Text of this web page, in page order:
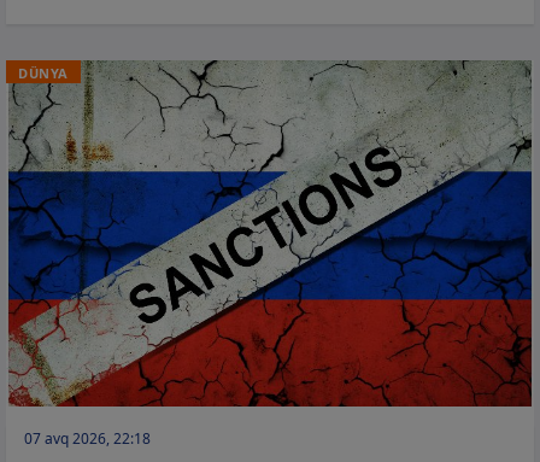
DÜNYA
07 avq 2026, 22:18